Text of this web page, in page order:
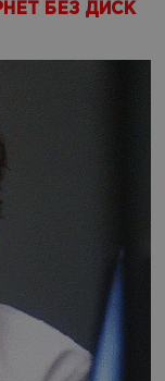
БЕЗ ДИСК